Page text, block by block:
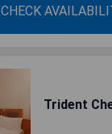
CHECK
Trident